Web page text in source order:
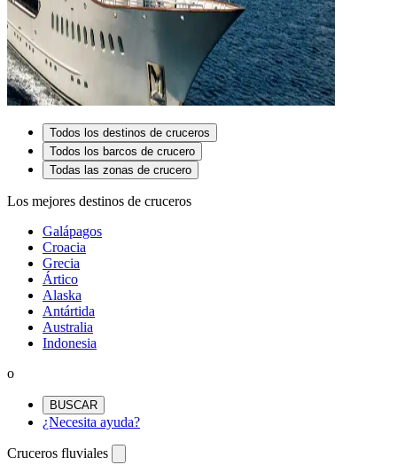
Todos los destinos de cruceros
Todos los barcos de crucero
Todas las zonas de crucero
Los mejores destinos de cruceros
Galápagos
Croacia
Grecia
Ártico
Alaska
Antártida
Australia
Indonesia
o
BUSCAR
¿Necesita ayuda?
Cruceros fluviales